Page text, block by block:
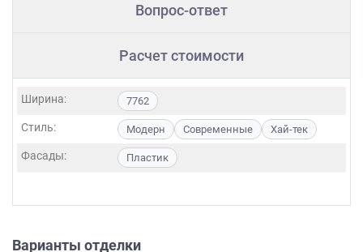
Вопрос-ответ
Расчет стоимости
Ширина: 7762
Стиль: Модерн Современные Хай-тек
Фасады: Пластик
Варианты отделки